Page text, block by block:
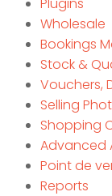
Wholesale
Bookings
Stock &
Vouchers,
Selling
Shopping
Advanced
Point de
Reports